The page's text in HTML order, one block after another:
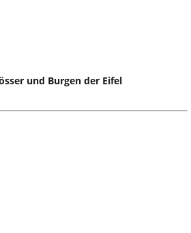
und Burgen der Eifel